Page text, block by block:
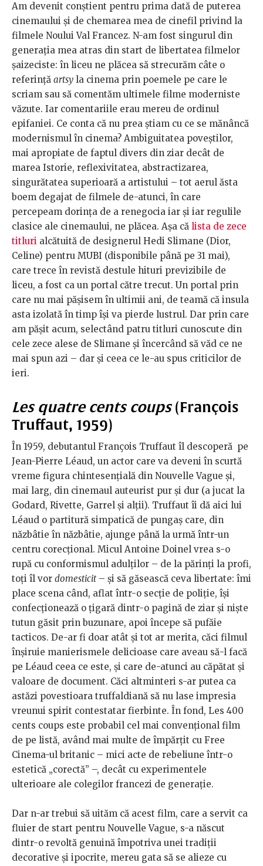
Am devenit conștient pentru prima dată de puterea
cinemaului și de chemarea mea de cinefil privind la
filmele Noului Val Francez. N-am fost singurul din
generația mea atras din start de libertatea filmelor
șaizeciste: în liceu ne plăcea să strecurăm câte o
referință artsy la cinema prin poemele pe care le
scriam sau să comentăm ultimele filme moderniste
văzute. Iar comentariile erau mereu de ordinul
epifaniei. Ce conta că nu prea știam cu ce se mănâncă
modernismul în cinema? Ambiguitatea poveștilor,
mai apropiate de faptul divers din ziar decât de
marea Istorie, reflexivitatea, abstractizarea,
singurătatea superioară a artistului – tot aerul ăsta
boem degajat de filmele de-atunci, în care
percepeam dorința de a renegocia iar și iar regulile
clasice ale cinemaului, ne plăcea. Așa că lista de zece
titluri alcătuită de designerul Hedi Slimane (Dior,
Celine) pentru MUBI (disponibile până pe 31 mai),
care trece în revistă destule hituri previzibile de
liceu, a fost ca un portal către trecut. Un portal prin
care nu mai pășisem în ultimii ani, de teamă că insula
asta izolată în timp își va pierde lustrul. Dar prin care
am pășit acum, selectând patru titluri cunoscute din
cele zece alese de Slimane și încercând să văd ce ne
mai spun azi – dar și ceea ce le-au spus criticilor de
ieri.
Les quatre cents coups(François
Truffaut, 1959)
În 1959, debutantul François Truffaut îl descoperă pe
Jean-Pierre Léaud, un actor care va deveni în scurtă
vreme figura chintesențială din Nouvelle Vague și,
mai larg, din cinemaul auteurist pur și dur (a jucat la
Godard, Rivette, Garrel și alții). Truffaut îi dă aici lui
Léaud o partitură simpatică de pungaș care, din
năzbâtie în năzbâtie, ajunge până la urmă într-un
centru corecțional. Micul Antoine Doinel vrea s-o
rupă cu conformismul adulților – de la părinți la profi,
toți îl vor domesticit– și să găsească ceva libertate: îmi
place scena când, aflat într-o secție de poliție, își
confecționează o țigară dintr-o pagină de ziar și niște
tutun găsit prin buzunare, apoi începe să pufăie
tacticos. De-ar fi doar atât și tot ar merita, căci filmul
înșiruie manierismele delicioase care aveau să-l facă
pe Léaud ceea ce este, și care de-atunci au căpătat și
valoare de document. Căci altminteri s-ar putea ca
astăzi povestioara truffaldiană să nu lase impresia
vreunui spirit contestatar fierbinte. În fond, Les 400
cents coups este probabil cel mai convențional film
de pe listă, având mai multe de împărțit cu Free
Cinema-ul britanic – mici acte de rebeliune într-o
estetică „corectă” –, decât cu experimentele
ulterioare ale colegilor francezi de generație.
Dar n-ar trebui să uităm că acest film, care a servit ca
fluier de start pentru Nouvelle Vague, s-a născut
dintr-o revoltă genuină împotriva unei tradiții
decorative și ipocrite, mereu gata să se alieze cu